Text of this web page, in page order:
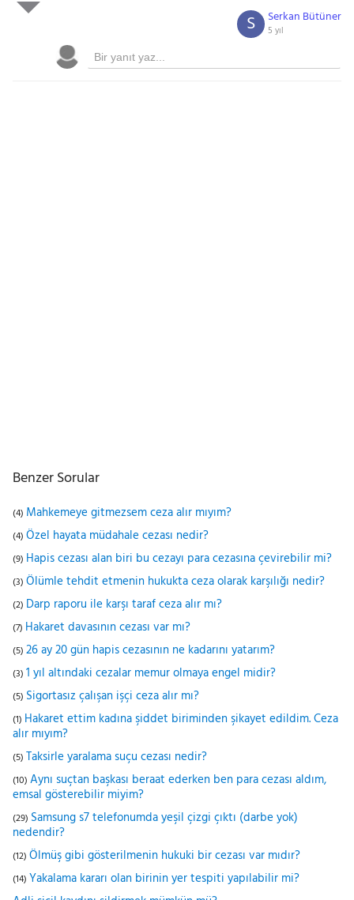
Serkan Bütüner
5 yıl
S
Benzer Sorular
(4) Mahkemeye gitmezsem ceza alır mıyım?
(4) Özel hayata müdahale cezası nedir?
(9) Hapis cezası alan biri bu cezayı para cezasına çevirebilir mi?
(3) Ölümle tehdit etmenin hukukta ceza olarak karşılığı nedir?
(2) Darp raporu ile karşı taraf ceza alır mı?
(7) Hakaret davasının cezası var mı?
(5) 26 ay 20 gün hapis cezasının ne kadarını yatarım?
(3) 1 yıl altındaki cezalar memur olmaya engel midir?
(5) Sigortasız çalışan işçi ceza alır mı?
(1) Hakaret ettim kadına şiddet biriminden şikayet edildim. Ceza
alır mıyım?
(5) Taksirle yaralama suçu cezası nedir?
(10) Aynı suçtan başkası beraat ederken ben para cezası aldım,
emsal gösterebilir miyim?
(29) Samsung s7 telefonumda yeşil çizgi çıktı (darbe yok)
nedendir?
(12) Ölmüş gibi gösterilmenin hukuki bir cezası var mıdır?
(14) Yakalama kararı olan birinin yer tespiti yapılabilir mi?